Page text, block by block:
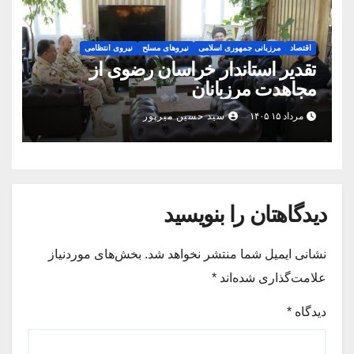
اقتصاد مرزبانی جمهوری اسلامی نیروهای مسلح نیروی انتظامی
تقدیر استاندار خراسان رضوی از
مجاهدت مرزبانان
مرداد ۱۵ ۱۴۰۵ سید حسین میرپور
دیدگاهتان را بنویسید
نشانی ایمیل شما منتشر نخواهد شد. بخش‌های موردنیاز
علامت‌گذاری شده‌اند *
دیدگاه *